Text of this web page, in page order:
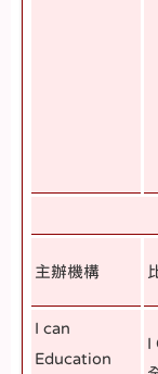
主辦機構
I can
Education
I